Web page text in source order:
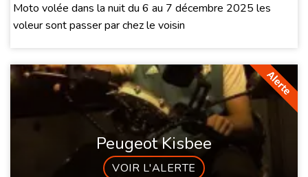
Moto volée dans la nuit du 6 au 7 décembre 2025 les
voleur sont passer par chez le voisin
Peugeot Kisbee
VOIR L'ALERTE